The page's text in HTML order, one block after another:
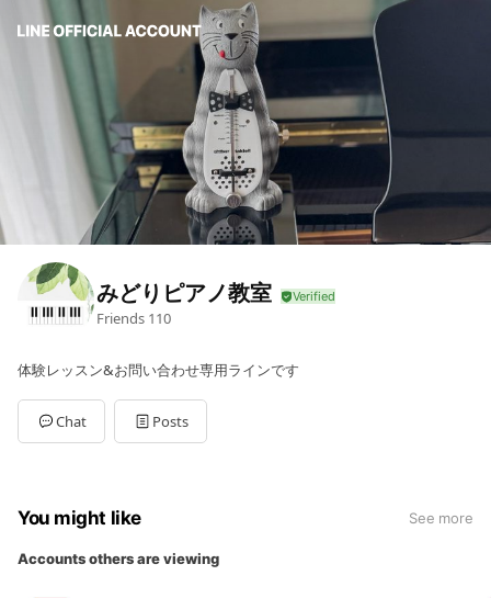
みどりピアノ教室
Friends 110
体験レッスン&お問い合わせ専用ラインです
Chat Posts
You might like See more
Accounts others are viewing